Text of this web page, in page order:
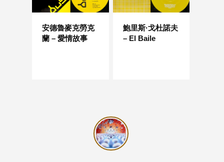
安德魯麥克勞克
蘭 – 愛情故事
鮑里斯·戈杜諾夫
– El Baile